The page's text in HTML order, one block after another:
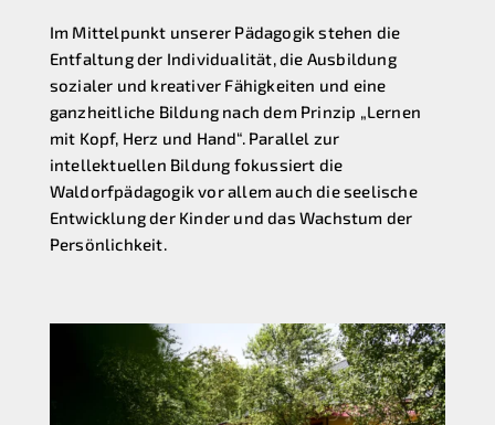
Im Mittelpunkt unserer Pädagogik stehen die
Entfaltung der Individualität, die Ausbildung
sozialer und kreativer Fähigkeiten und eine
ganzheitliche Bildung nach dem Prinzip „Lernen
mit Kopf, Herz und Hand“. Parallel zur
intellektuellen Bildung fokussiert die
Waldorfpädagogik vor allem auch die seelische
Entwicklung der Kinder und das Wachstum der
Persönlichkeit.